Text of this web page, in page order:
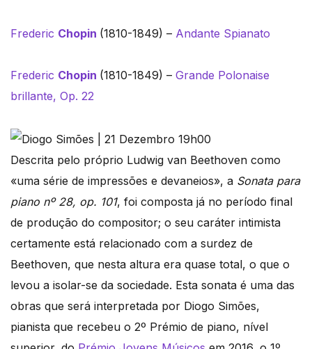
Frederic Chopin (1810-1849) – Andante Spianato
Frederic Chopin (1810-1849) – Grande Polonaise
brillante, Op. 22
Descrita pelo próprio Ludwig van Beethoven como
«uma série de impressões e devaneios», a Sonata para
piano nº 28, op. 101, foi composta já no período final
de produção do compositor; o seu caráter intimista
certamente está relacionado com a surdez de
Beethoven, que nesta altura era quase total, o que o
levou a isolar-se da sociedade. Esta sonata é uma das
obras que será interpretada por Diogo Simões,
pianista que recebeu o 2º Prémio de piano, nível